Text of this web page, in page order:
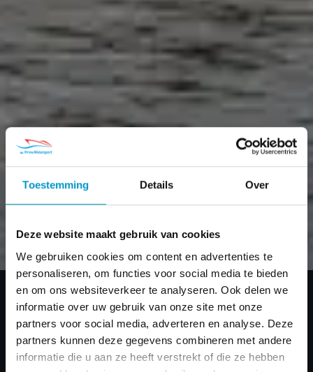
Toestemming Details Over
Deze website maakt gebruik van cookies
We gebruiken cookies om content en advertenties te
personaliseren, om functies voor social media te bieden
en om ons websiteverkeer te analyseren. Ook delen we
informatie over uw gebruik van onze site met onze
partners voor social media, adverteren en analyse. Deze
partners kunnen deze gegevens combineren met andere
informatie die u aan ze heeft verstrekt of die ze hebben
Home/Merken /Primeur/ Primeur 600 Tender
Primeur 600
Tender
Algemeen
Standaard